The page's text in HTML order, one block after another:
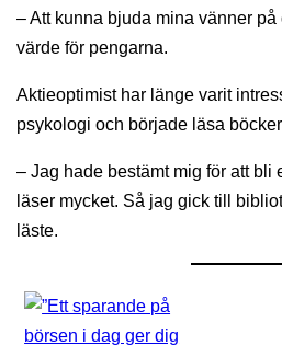
– Att kunna bjuda mina vänner
värde för pengarna.
Aktieoptimist har länge varit
psykologi och började läsa
– Jag hade bestämt mig för att bli
läser mycket. Så jag gick till
läste.